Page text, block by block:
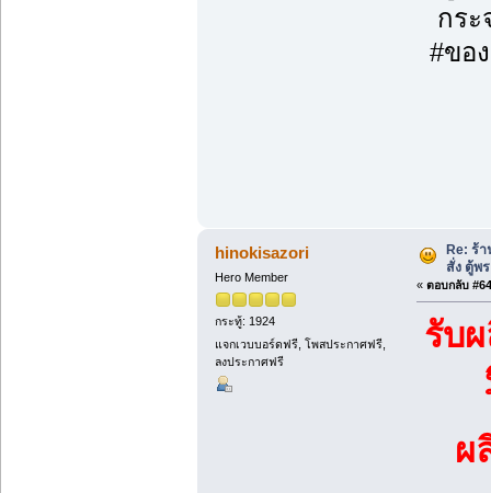
กร
#ขอ
hinokisazori
Hero Member
กระทู้: 1924
แจกเวบบอร์ดฟรี, โพสประกาศฟรี,
ลงประกาศฟรี
Re: ร้
สั่ง ตู้พ
« ตอบกลับ
รับ
ผ